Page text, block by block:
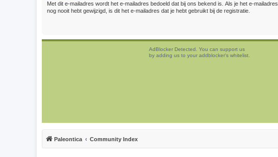
Met dit e-mailadres wordt het e-mailadres bedoeld dat bij ons bekend is. Als je het e-mailadres
nog nooit hebt gewijzigd, is dit het e-mailadres dat je hebt gebruikt bij de registratie.
AdBlocker Detected. You can support us
by adding us to your addblocker's whitelist.
Paleontica Community Index